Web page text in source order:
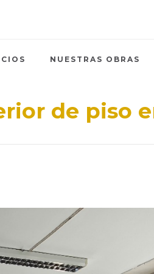
NUESTRAS OBRAS
de piso